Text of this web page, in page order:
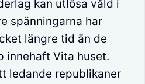
kan utlösa våld i
spänningarna har
längre tid än de
innehaft Vita huset.
ledande republikaner